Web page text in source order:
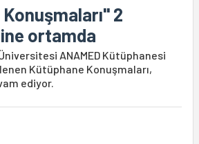
2
ortamda
ANAMED Kütüphanesi
Kütüphane Konuşmaları,
ediyor.